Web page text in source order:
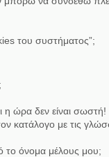
του συστήματος”;
η ώρα δεν είναι σωστή!
κατάλογο με τις
όνομα μέλους μου;